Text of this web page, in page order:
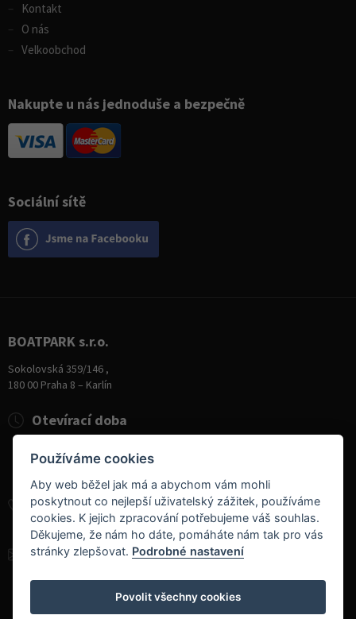
Sociální sítě
Kontakt
O nás
Velkoobchod
Nakupte u nás jednoduše a bezpečně
BOATPARK s.r.o.
Sokolovská 359/146 ,
180 00 Praha 8 – Karlín
+420 284 826 787
+420 604 728 042
info@boatpark.cz
Otevírací doba
Úterý - Pátek
10:00 - 19:00
Sobota
9:00 - 14:00
Používáme cookies
Aby web běžel jak má a abychom vám mohli
poskytnout co nejlepší uživatelský zážitek, používáme
cookies. K jejich zpracování potřebujeme váš souhlas.
Děkujeme, že nám ho dáte, pomáháte nám tak pro vás
stránky zlepšovat. Podrobné nastavení
Povolit všechny cookies